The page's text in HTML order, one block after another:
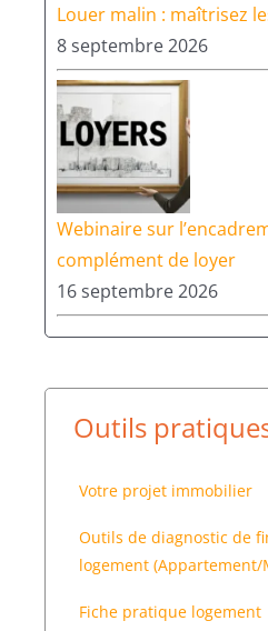
Louer malin : maîtrisez
8 septembre 2026
Webinaire sur
complément de loyer
16 septembre 2026
Outils
Votre projet immobilier
Outils de diagnostic de
logement (Appartement/
Fiche pratique logement